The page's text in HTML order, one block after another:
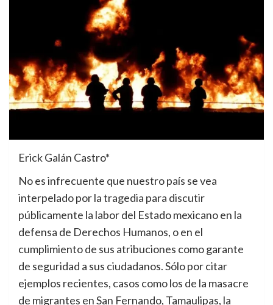
Erick Galán Castro*
No es infrecuente que nuestro país se vea
interpelado por la tragedia para discutir
públicamente la labor del Estado mexicano en la
defensa de Derechos Humanos, o en el
cumplimiento de sus atribuciones como garante
de seguridad a sus ciudadanos. Sólo por citar
ejemplos recientes, casos como los de la masacre
de migrantes en San Fernando, Tamaulipas, la